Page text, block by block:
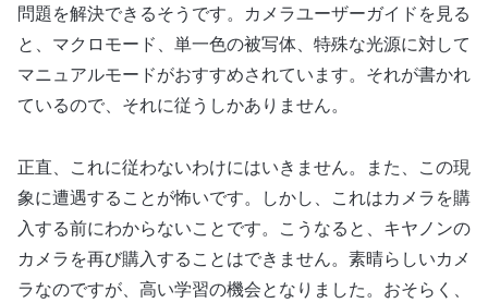
問題を解決できるそうです。カメラユーザーガイドを見る
と、マクロモード、単一色の被写体、特殊な光源に対して
マニュアルモードがおすすめされています。それが書かれ
ているので、それに従うしかありません。
正直、これに従わないわけにはいきません。また、この現
象に遭遇することが怖いです。しかし、これはカメラを購
入する前にわからないことです。こうなると、キヤノンの
カメラを再び購入することはできません。素晴らしいカメ
ラなのですが、高い学習の機会となりました。おそらく、